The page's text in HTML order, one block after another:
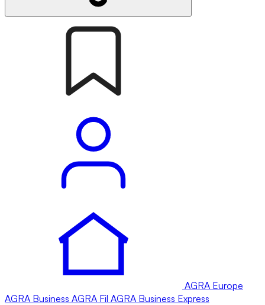
AGRA Europe
AGRA Business AGRA Fil AGRA Business Express